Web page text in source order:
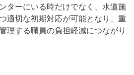
ターにいる時だけでなく、水道施
適切な初期対応が可能となり、重
理する職員の負担軽減につながり